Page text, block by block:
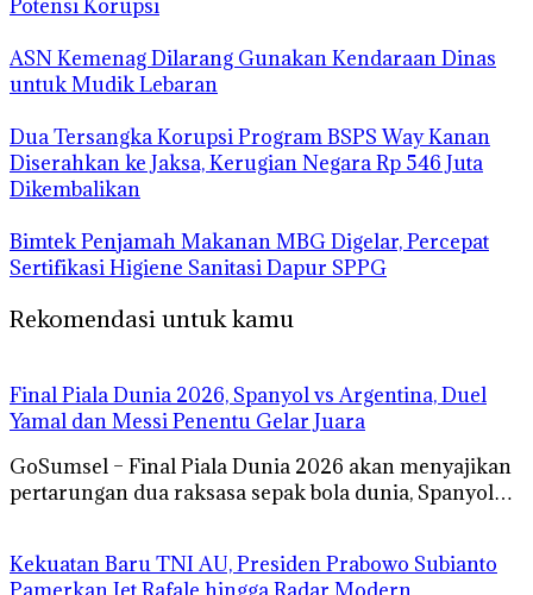
Potensi Korupsi
ASN Kemenag Dilarang Gunakan Kendaraan Dinas
untuk Mudik Lebaran
Dua Tersangka Korupsi Program BSPS Way Kanan
Diserahkan ke Jaksa, Kerugian Negara Rp 546 Juta
Dikembalikan
Bimtek Penjamah Makanan MBG Digelar, Percepat
Sertifikasi Higiene Sanitasi Dapur SPPG
Rekomendasi untuk kamu
Final Piala Dunia 2026, Spanyol vs Argentina, Duel
Yamal dan Messi Penentu Gelar Juara
GoSumsel – Final Piala Dunia 2026 akan menyajikan
pertarungan dua raksasa sepak bola dunia, Spanyol…
Kekuatan Baru TNI AU, Presiden Prabowo Subianto